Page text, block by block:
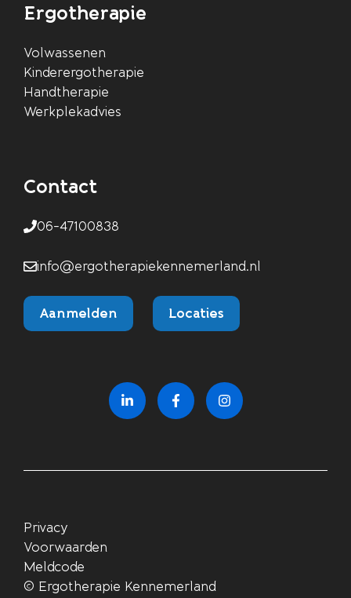
Ergotherapie
Volwassenen
Kinderergotherapie
Handtherapie
Werkplekadvies
Contact
06-47100838
info@ergotherapiekennemerland.nl
Aanmelden Locaties
© Ergotherapie Kennemerland
Privacy
Voorwaarden
Meldcode